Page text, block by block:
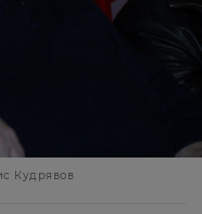
Кудрявов